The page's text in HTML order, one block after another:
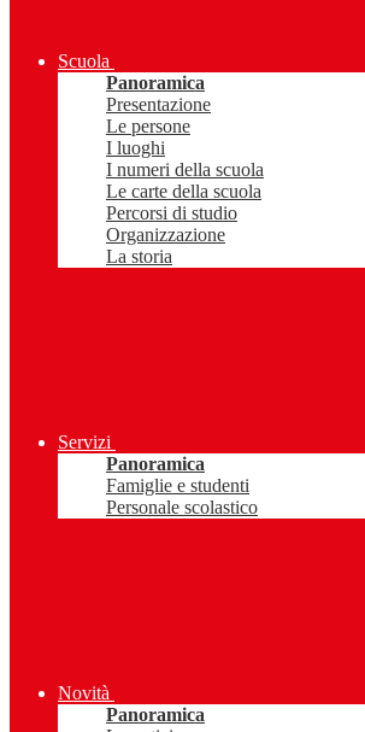
Scuola
Panoramica
Presentazione
Le persone
I luoghi
I numeri della scuola
Le carte della scuola
Percorsi di studio
Organizzazione
La storia
Servizi
Panoramica
Famiglie e studenti
Personale scolastico
Novità
Panoramica